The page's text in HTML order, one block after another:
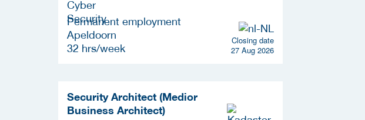
Permanent employment
Apeldoorn
32 hrs/week
Closing date
27 Aug 2026
Security Architect (Medior
Business Architect)